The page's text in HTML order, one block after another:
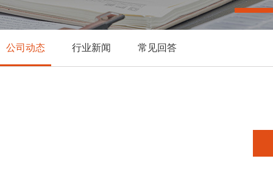
公司动态 行业新闻 常见回答